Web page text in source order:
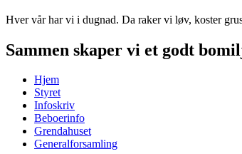
Hver vår har vi i dugnad. Da raker vi løv, koster
Sammen skaper vi et godt
Hjem
Styret
Infoskriv
Beboerinfo
Grendahuset
Generalforsamling